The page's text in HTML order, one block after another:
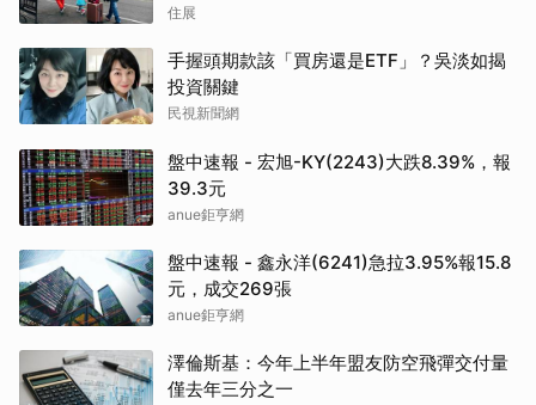
住展
手握頭期款該「買房還是ETF」？吳淡如揭
投資關鍵
民視新聞網
盤中速報 - 宏旭-KY(2243)大跌8.39%，報
39.3元
anue鉅亨網
盤中速報 - 鑫永洋(6241)急拉3.95%報15.8
元，成交269張
anue鉅亨網
澤倫斯基：今年上半年盟友防空飛彈交付量
僅去年三分之一